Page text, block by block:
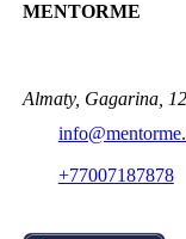
MENTORME
Almaty, Gagarina,
+77007187878